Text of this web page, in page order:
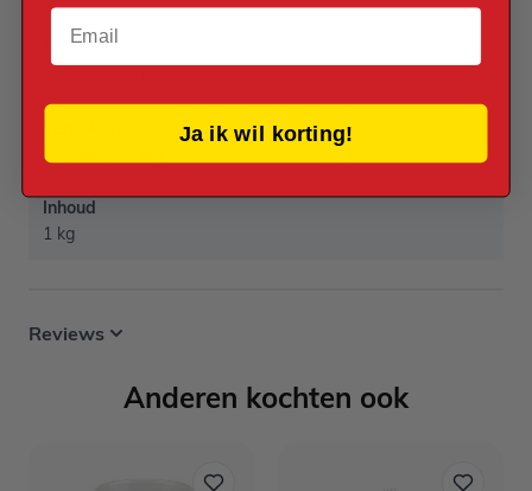
EAN
Verpakt per 1kg
Inhoud
1 kg
Reviews
Anderen kochten ook
Email
Ja ik wil korting!